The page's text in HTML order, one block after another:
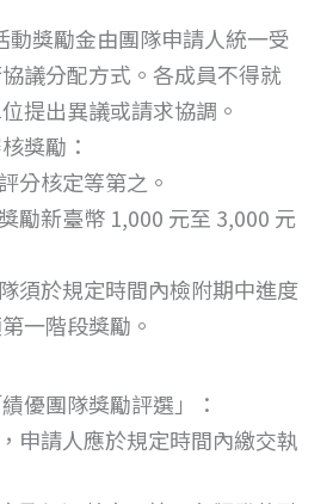
動獎勵金由團隊申請人統一受
議分配方式。各成員不得就
提出異議或請求協調。
獎勵：
分核定等第之。
勵新臺幣 1,000 元至 3,000 元
須於規定時間內檢附期中進度
一階段獎勵。
優團隊獎勵評選」：
申請人應於規定時間內繳交執